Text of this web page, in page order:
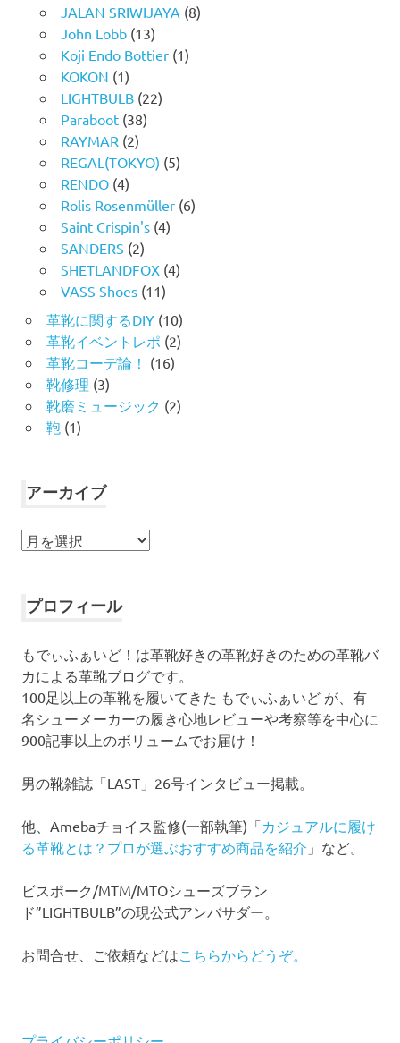
JALAN SRIWIJAYA (8)
John Lobb(13)
Koji Endo Bottier(1)
KOKON (1)
LIGHTBULB(22)
Paraboot(38)
RAYMAR (2)
REGAL(TOKYO) (5)
RENDO(4)
Rolis Rosenmüller(6)
Saint Crispin's(4)
SANDERS (2)
SHETLANDFOX(4)
VASS Shoes(11)
革靴に関するDIY(10)
革靴イベントレポ (2)
革靴コーデ論！ (16)
靴修理 (3)
靴磨ミュージック (2)
鞄 (1)
アーカイブ
ア
イ
プロフィール
もでぃふぁいど！は革靴好きの革靴好きのための革靴バ
カによる革靴ブログです。
100足以上の革靴を履いてきた もでぃふぁいど が、有
名シューメーカーの履き心地レビューや考察等を中心に
900記事以上のボリュームでお届け！
男の靴雑誌「LAST」26号インタビュー掲載。
他、Amebaチョイス監修(一部執筆)「カジュアルに履け
る革靴とは？プロが選ぶおすすめ商品を紹介 」など。
ビスポーク/MTM/MTOシューズブラン
ド”LIGHTBULB”の現公式アンバサダー。
お問合せ、ご依頼などは こちらからどうぞ。